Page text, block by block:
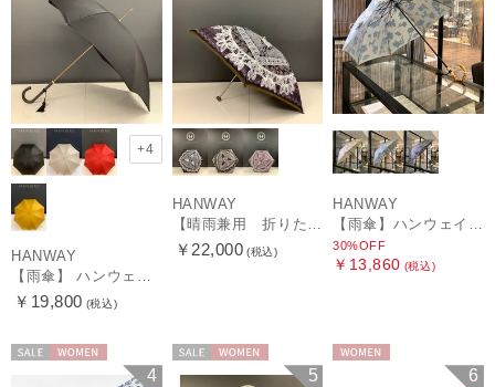
+4
HANWAY
【雨傘】 ハンウェイ （HANWAY） Couturier クチュリエ 長傘 日本製
￥19,800 (税込)
HANWAY
￥22,000 (税込)
HANWAY
30%OFF
￥13,860 (税込)
4 5 6